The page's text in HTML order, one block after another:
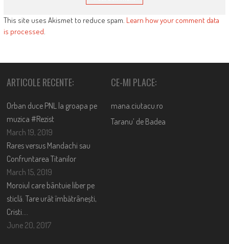
This site uses Akismet to reduce spam. Learn how your comment data
is processed.
ARTICOLE RECENTE:
Orban duce PNL la groapa pe
muzica #Rezist
March 19, 2019
Rares versus Mandachi sau
Confruntarea Titanilor
March 15, 2019
Moroiul care bântuie liber pe
sticlă. Tare urât îmbătrânești,
Cristi….
June 20, 2017
CE-MI PLACE:
mana.ciutacu.ro
Taranu’ de Badea